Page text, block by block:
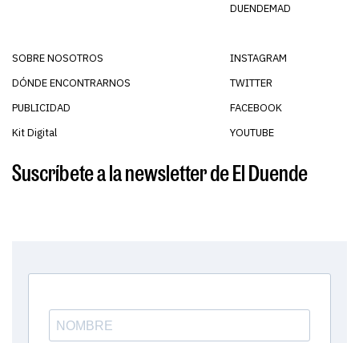
DUENDEMAD
SOBRE NOSOTROS
DÓNDE ENCONTRARNOS
PUBLICIDAD
Kit Digital
INSTAGRAM
TWITTER
FACEBOOK
YOUTUBE
Suscríbete a la newsletter de El Duende